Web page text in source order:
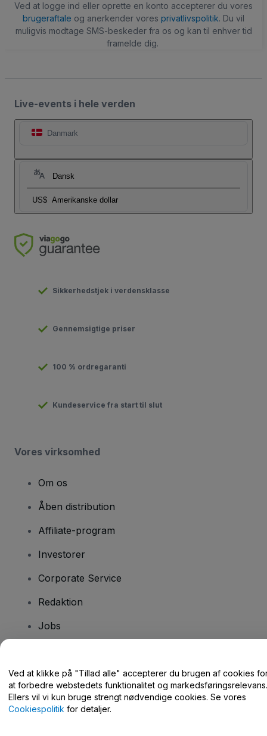
Ved at logge ind eller oprette en konto accepterer du vores
brugeraftale og anerkender vores privatlivspolitik. Du vil
muligvis modtage SMS-beskeder fra os og kan til enhver tid
framelde dig.
Live-events i hele verden
Danmark
Dansk
US$ Amerikanske dollar
Sikkerhedstjek i verdensklasse
Gennemsigtige priser
100 % ordregaranti
Kundeservice fra start til slut
Vores virksomhed
Om os
Åben distribution
Affiliate-program
Investorer
Corporate Service
Redaktion
Jobs
Har du spørgsmål?
Hjælpecenter / Kontakt os
Ved at klikke på "Tillad alle" accepterer du brugen af cookies
at forbedre webstedets funktionalitet og markedsføringsrelevans.
Ellers vil vi kun bruge strengt nødvendige cookies. Se vores
Cookiespolitik for detaljer.